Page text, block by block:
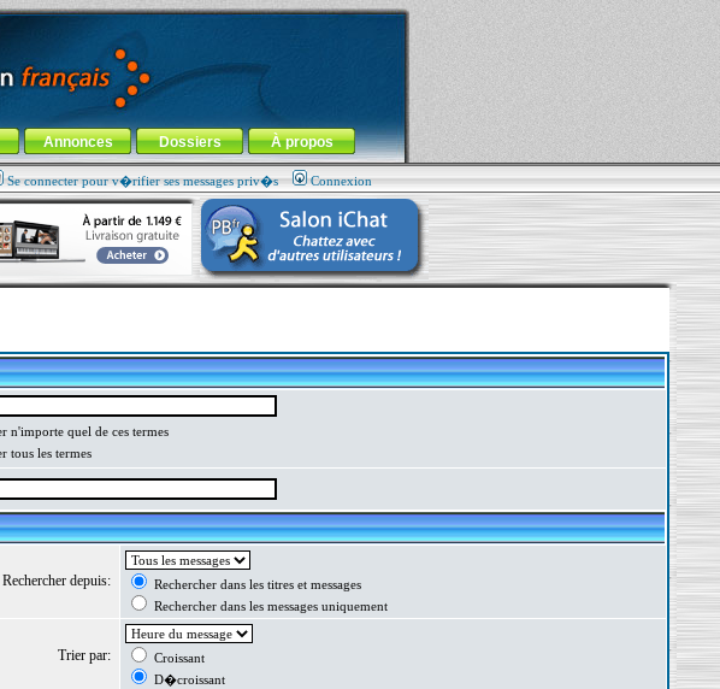
Annonces Dossiers À propos
Se connecter pour v�rifier ses messages priv�s Connexion
n'importe quel de ces termes
tous les termes
Rechercher depuis:
Rechercher dans les titres et messages
Rechercher dans les messages uniquement
Trier par:
Croissant
D�croissant